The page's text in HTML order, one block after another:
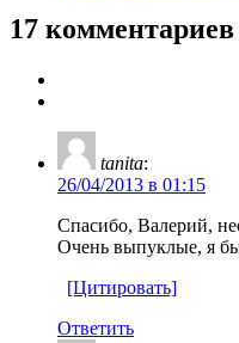
17 комментариев
tanita:
26/04/2013 в 01:15
Спасибо, Валерий,
Очень выпуклые, я бы
[Цитировать]
Ответить